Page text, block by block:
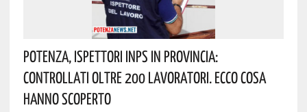
Potenza, Ispettori INPS In Provincia:
Controllati Oltre 200 Lavoratori. Ecco Cosa
Hanno Scoperto